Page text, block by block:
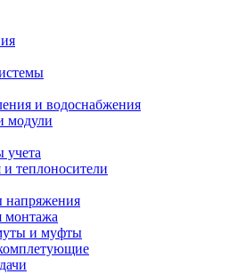
и водоснабжения
модули
теплоносители
напряжения
монтажа
и муфты